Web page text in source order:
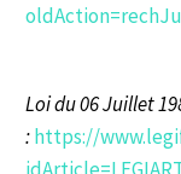
Loi du 06 Juillet
:https://